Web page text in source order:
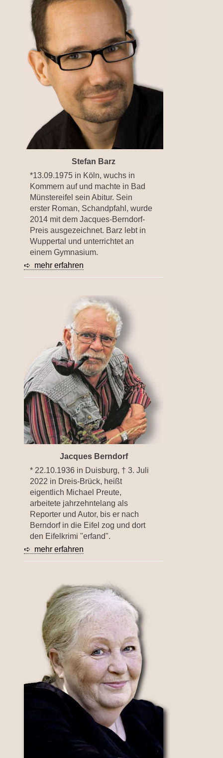
Stefan Barz
*13.09.1975 in Köln, wuchs in
Kommern auf und machte in Bad
Münstereifel sein Abitur. Sein
erster Roman, Schandpfahl, wurde
2014 mit dem Jacques-Berndorf-
Preis ausgezeichnet. Barz lebt in
Wuppertal und unterrichtet an
einem Gymnasium.
➪ mehr erfahren
Jacques Berndorf
* 22.10.1936 in Duisburg, † 3. Juli
2022 in Dreis-Brück, heißt
eigentlich Michael Preute,
arbeitete jahrzehntelang als
Reporter und Autor, bis er nach
Berndorf in die Eifel zog und dort
den Eifelkrimi "erfand".
➪ mehr erfahren